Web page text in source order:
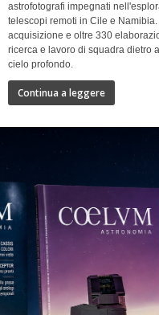
astrofotografi impegnati
telescopi remoti in Cile e
acquisizione e oltre 330
ricerca e lavoro di squadra dietro
cielo profondo.
Continua a leggere